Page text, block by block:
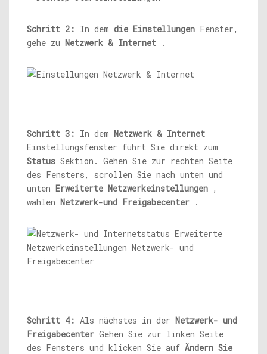
Schritt 2: In dem die Einstellungen Fenster,
gehe zu Netzwerk & Internet .
Schritt 3: In dem Netzwerk & Internet
Einstellungsfenster führt Sie direkt zum
Status Sektion. Gehen Sie zur rechten Seite
des Fensters, scrollen Sie nach unten und
unten Erweiterte Netzwerkeinstellungen ,
wählen Netzwerk-und Freigabecenter .
Schritt 4: Als nächstes in der Netzwerk- und
Freigabecenter Gehen Sie zur linken Seite
des Fensters und klicken Sie auf Ändern Sie